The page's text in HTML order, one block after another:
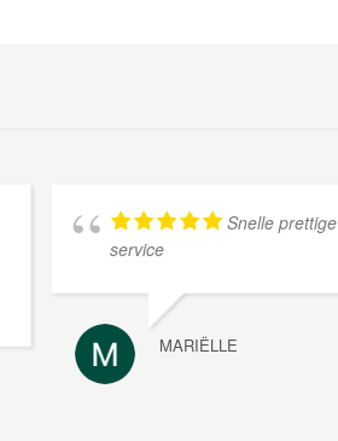
Snelle prettige
service
MARIËLLE